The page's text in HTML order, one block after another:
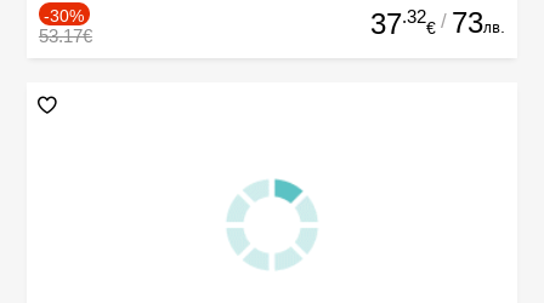
-30%
53.17€ 37.32
€ / 73лв.